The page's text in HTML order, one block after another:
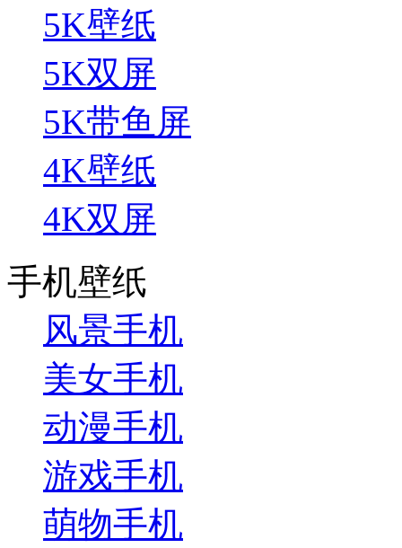
5K壁纸
5K双屏
5K带鱼屏
4K壁纸
4K双屏
手机壁纸
风景手机
美女手机
动漫手机
游戏手机
萌物手机